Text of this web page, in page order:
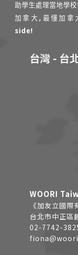
助學生處理當地學
加拿大,最懂加
side!
台灣 - 台
WOORI
《加友立國際
台北市中正區
02-7742-